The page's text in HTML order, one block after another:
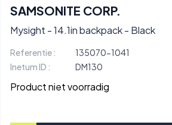
SAMSONITE CORP.
Mysight - 14.1in backpack - Black
Referentie :
135070-1041
Inetum ID :
DM130
Product niet voorradig